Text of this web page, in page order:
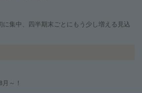
集中、四半期末ごとにもう少し増える見込
～！